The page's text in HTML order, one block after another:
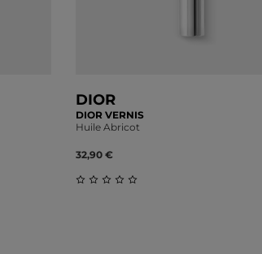
DIOR
DIOR VERNIS
Huile Abricot
32,90 €